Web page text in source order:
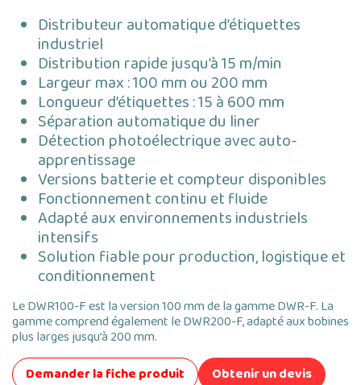
Distributeur automatique d’étiquettes
industriel
Distribution rapide jusqu’à 15 m/min
Largeur max : 100 mm ou 200 mm
Longueur d’étiquettes : 15 à 600 mm
Séparation automatique du liner
Détection photoélectrique avec auto-
apprentissage
Versions batterie et compteur disponibles
Fonctionnement continu et fluide
Adapté aux environnements industriels
intensifs
Solution fiable pour production, logistique et
conditionnement
Le DWR100-F est la version 100 mm de la gamme DWR-F. La
gamme comprend également le DWR200-F, adapté aux bobines
plus larges jusqu’à 200 mm.
Demander la fiche produit
Obtenir un devis